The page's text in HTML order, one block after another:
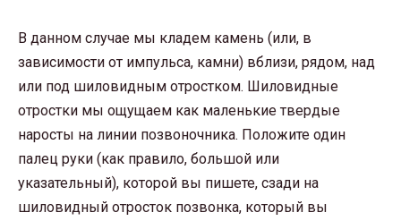
В данном случае мы кладем камень (или, в
зависимости от импульса, камни) вблизи, рядом, над
или под шиловидным отростком. Шиловидные
отростки мы ощущаем как маленькие твердые
наросты на линии позвоночника. Положите один
палец руки (как правило, большой или
указательный), которой вы пишете, сзади на
шиловидный отросток позвонка, который вы